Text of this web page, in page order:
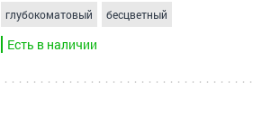
глубокоматовый бесцветный
Есть в наличии